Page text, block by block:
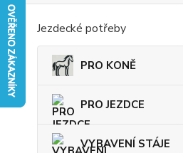
Jezdecké potřeby
PRO KONĚ
PRO JEZDCE
VYBAVENÍ STÁJE